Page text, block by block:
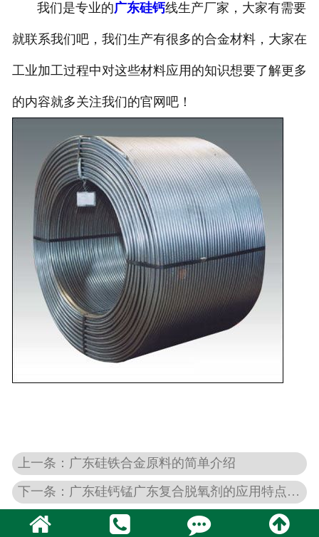
我们是专业的广东硅钙线生产厂家，大家有需要
就联系我们吧，我们生产有很多的合金材料，大家在
工业加工过程中对这些材料应用的知识想要了解更多
的内容就多关注我们的官网吧！
上一条：广东硅铁合金原料的简单介绍
下一条：广东硅钙锰广东复合脱氧剂的应用特点有哪些